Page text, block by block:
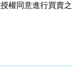
權同意進行買賣之